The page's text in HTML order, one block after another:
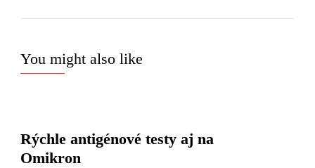
You might also like
Rýchle antigénové testy aj na
Omikron